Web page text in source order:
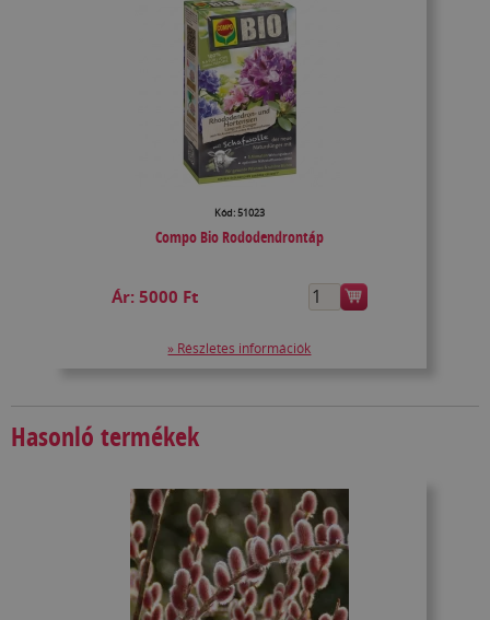
Kód: 51023
Compo Bio Rododendrontáp
Ár:5000 Ft
» Részletes információk
Hasonló termékek